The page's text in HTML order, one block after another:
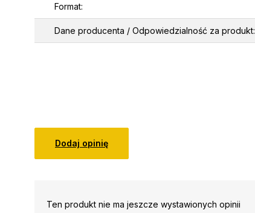
Format:
Dane producenta / Odpowiedzialność za produkt:
Dodaj opinię
Ten produkt nie ma jeszcze wystawionych opinii